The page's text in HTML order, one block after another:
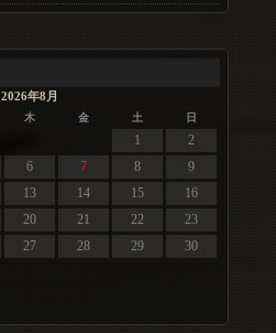
2026年8月
木 金 土 日
1
2
6 7 8
9
13 14 15
16
20 21 22
23
27 28 29
30